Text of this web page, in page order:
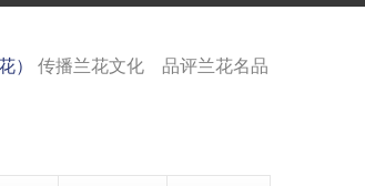
） 传播兰花文化 品评兰花名品